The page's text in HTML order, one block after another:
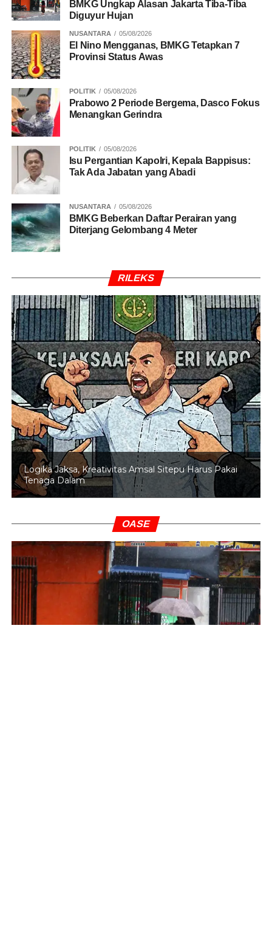
BMKG Ungkap Alasan Jakarta Tiba-Tiba
Diguyur Hujan
NUSANTARA 05/08/2026
El Nino Mengganas, BMKG Tetapkan 7
Provinsi Status Awas
POLITIK 05/08/2026
Prabowo 2 Periode Bergema, Dasco Fokus
Menangkan Gerindra
POLITIK 05/08/2026
Isu Pergantian Kapolri, Kepala Bappisus:
Tak Ada Jabatan yang Abadi
NUSANTARA 05/08/2026
BMKG Beberkan Daftar Perairan yang
Diterjang Gelombang 4 Meter
RILEKS
Logika Jaksa, Kreativitas Amsal Sitepu Harus Pakai
Tenaga Dalam
OASE